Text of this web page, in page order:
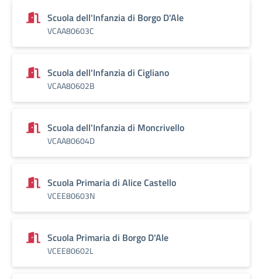
Scuola dell'Infanzia di Borgo D'Ale
VCAA80603C
Scuola dell'Infanzia di Cigliano
VCAA80602B
Scuola dell'Infanzia di Moncrivello
VCAA80604D
Scuola Primaria di Alice Castello
VCEE80603N
Scuola Primaria di Borgo D'Ale
VCEE80602L